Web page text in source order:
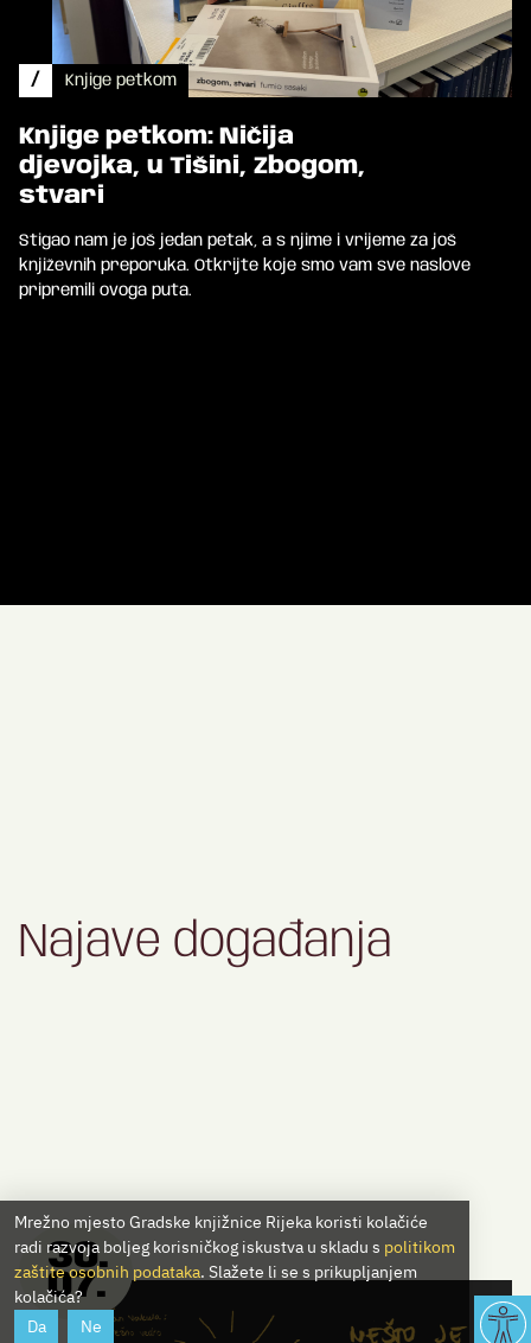
/ Knjige petkom
Knjige petkom: Ničija
djevojka, u Tišini, Zbogom,
stvari
Stigao nam je još jedan petak, a s njime i vrijeme za još
književnih preporuka. Otkrijte koje smo vam sve naslove
pripremili ovoga puta.
Najave događanja
30.
07.
Mrežno mjesto Gradske knjižnice Rijeka koristi kolačiće
radi razvoja boljeg korisničkog iskustva u skladu s politikom
zaštite osobnih podataka. Slažete li se s prikupljanjem
kolačića?
Da
Ne